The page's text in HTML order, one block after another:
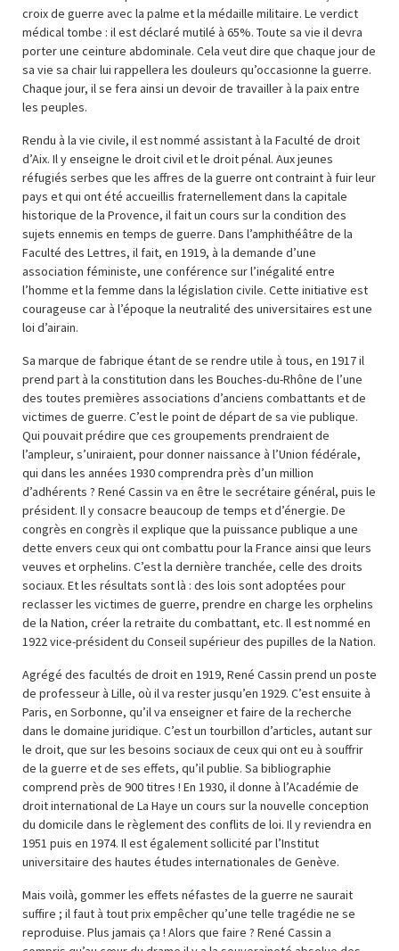
croix de guerre avec la palme et la médaille militaire. Le verdict
médical tombe : il est déclaré mutilé à 65%. Toute sa vie il devra
porter une ceinture abdominale. Cela veut dire que chaque jour de
sa vie sa chair lui rappellera les douleurs qu’occasionne la guerre.
Chaque jour, il se fera ainsi un devoir de travailler à la paix entre
les peuples.
Rendu à la vie civile, il est nommé assistant à la Faculté de droit
d’Aix. Il y enseigne le droit civil et le droit pénal. Aux jeunes
réfugiés serbes que les affres de la guerre ont contraint à fuir leur
pays et qui ont été accueillis fraternellement dans la capitale
historique de la Provence, il fait un cours sur la condition des
sujets ennemis en temps de guerre. Dans l’amphithéâtre de la
Faculté des Lettres, il fait, en 1919, à la demande d’une
association féministe, une conférence sur l’inégalité entre
l’homme et la femme dans la législation civile. Cette initiative est
courageuse car à l’époque la neutralité des universitaires est une
loi d’airain.
Sa marque de fabrique étant de se rendre utile à tous, en 1917 il
prend part à la constitution dans les Bouches-du-Rhône de l’une
des toutes premières associations d’anciens combattants et de
victimes de guerre. C’est le point de départ de sa vie publique.
Qui pouvait prédire que ces groupements prendraient de
l’ampleur, s’uniraient, pour donner naissance à l’Union fédérale,
qui dans les années 1930 comprendra près d’un million
d’adhérents ? René Cassin va en être le secrétaire général, puis le
président. Il y consacre beaucoup de temps et d’énergie. De
congrès en congrès il explique que la puissance publique a une
dette envers ceux qui ont combattu pour la France ainsi que leurs
veuves et orphelins. C’est la dernière tranchée, celle des droits
sociaux. Et les résultats sont là : des lois sont adoptées pour
reclasser les victimes de guerre, prendre en charge les orphelins
de la Nation, créer la retraite du combattant, etc. Il est nommé en
1922 vice-président du Conseil supérieur des pupilles de la Nation.
Agrégé des facultés de droit en 1919, René Cassin prend un poste
de professeur à Lille, où il va rester jusqu’en 1929. C’est ensuite à
Paris, en Sorbonne, qu’il va enseigner et faire de la recherche
dans le domaine juridique. C’est un tourbillon d’articles, autant sur
le droit, que sur les besoins sociaux de ceux qui ont eu à souffrir
de la guerre et de ses effets, qu’il publie. Sa bibliographie
comprend près de 900 titres ! En 1930, il donne à l’Académie de
droit international de La Haye un cours sur la nouvelle conception
du domicile dans le règlement des conflits de loi. Il y reviendra en
1951 puis en 1974. Il est également sollicité par l’Institut
universitaire des hautes études internationales de Genève.
Mais voilà, gommer les effets néfastes de la guerre ne saurait
suffire ; il faut à tout prix empêcher qu’une telle tragédie ne se
reproduise. Plus jamais ça ! Alors que faire ? René Cassin a